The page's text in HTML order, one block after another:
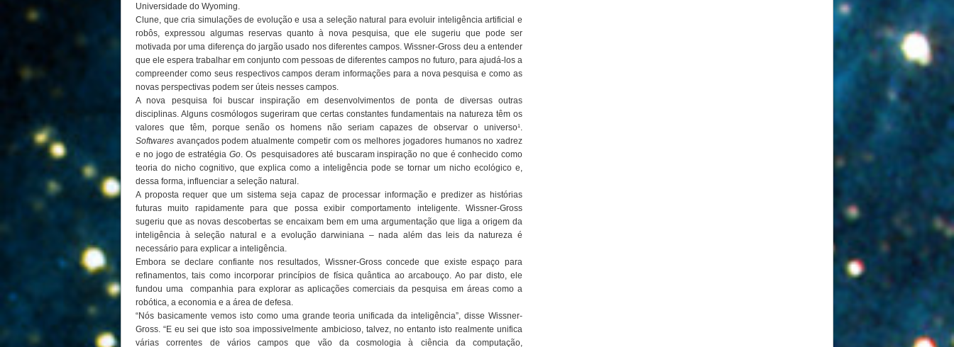
Universidade do Wyoming.
Clune, que cria simulações de evolução e usa a seleção natural para evoluir inteligência artificial e
robôs, expressou algumas reservas quanto à nova pesquisa, que ele sugeriu que pode ser
motivada por uma diferença do jargão usado nos diferentes campos. Wissner-Gross deu a entender
que ele espera trabalhar em conjunto com pessoas de diferentes campos no futuro, para ajudá-los a
compreender como seus respectivos campos deram informações para a nova pesquisa e como as
novas perspectivas podem ser úteis nesses campos.
A nova pesquisa foi buscar inspiração em desenvolvimentos de ponta de diversas outras
disciplinas. Alguns cosmólogos sugeriram que certas constantes fundamentais na natureza têm os
valores que têm, porque senão os homens não seriam capazes de observar o universo¹.
Softwares avançados podem atualmente competir com os melhores jogadores humanos no xadrez
e no jogo de estratégia Go. Os pesquisadores até buscaram inspiração no que é conhecido como
teoria do nicho cognitivo, que explica como a inteligência pode se tornar um nicho ecológico e,
dessa forma, influenciar a seleção natural.
A proposta requer que um sistema seja capaz de processar informação e predizer as histórias
futuras muito rapidamente para que possa exibir comportamento inteligente. Wissner-Gross
sugeriu que as novas descobertas se encaixam bem em uma argumentação que liga a origem da
inteligência à seleção natural e a evolução darwiniana – nada além das leis da natureza é
necessário para explicar a inteligência.
Embora se declare confiante nos resultados, Wissner-Gross concede que existe espaço para
refinamentos, tais como incorporar princípios de física quântica ao arcabouço. Ao par disto, ele
fundou uma companhia para explorar as aplicações comerciais da pesquisa em áreas como a
robótica, a economia e a área de defesa.
“Nós basicamente vemos isto como uma grande teoria unificada da inteligência”, disse Wissner-
Gross. “E eu sei que isto soa impossivelmente ambicioso, talvez, no entanto isto realmente unifica
várias correntes de vários campos que vão da cosmologia à ciência da computação,